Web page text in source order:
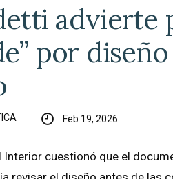
advierte
por
Feb 19, 2026
Interior cuestionó que el